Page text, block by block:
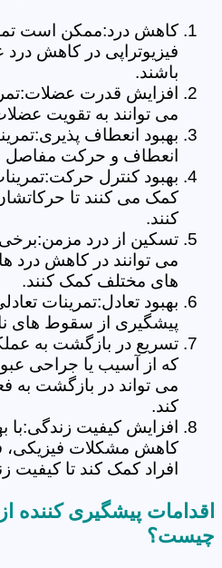
کاهش درد:ممکن است
فیزیوتراپی در کاهش
باشند.
افزایش قدرت
می توانند به تقویت
بهبود انعطاف
انعطاف و حرکت مفاصل
بهبود کنترل
کمک می کنند تا
کنند.
تسکین از درد مزمن:برخی
می توانند در کاهش درد
های مختلف کمک کنند.
بهبود تعادل:تمرینات
پیشگیری از سقوط های
تسریع در بازگشت به
که از آسیب یا جراحی
می تواند در بازگشت به
کند.
افزایش کیفیت زندگی:با
کاهش مشکلات فیزیکی،
افراد کمک کند تا کیفیت
اقدامات پیشگیری کننده
چیست؟